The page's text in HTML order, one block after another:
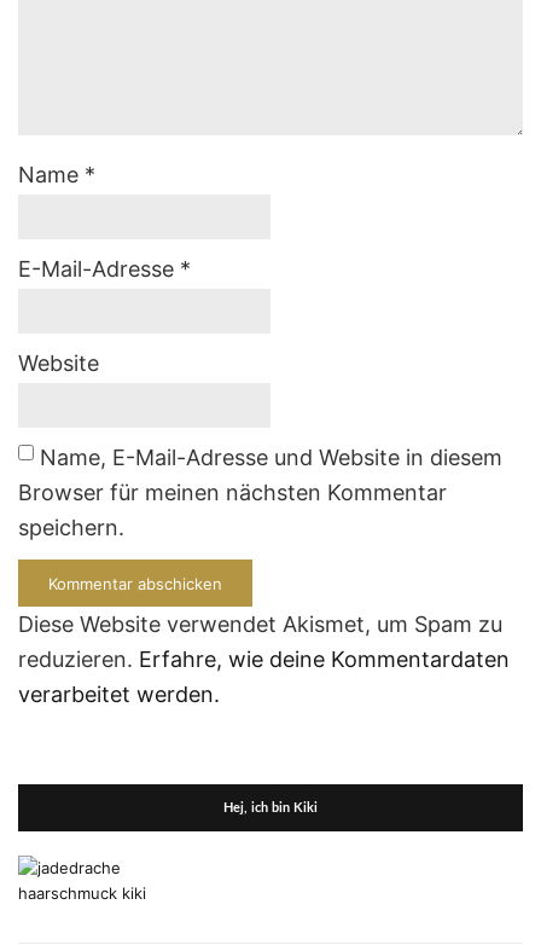
Name *
E-Mail-Adresse *
Website
Name, E-Mail-Adresse und Website in diesem
Browser für meinen nächsten Kommentar
speichern.
Diese Website verwendet Akismet, um Spam zu
reduzieren. Erfahre, wie deine Kommentardaten
verarbeitet werden.
Hej, ich bin Kiki